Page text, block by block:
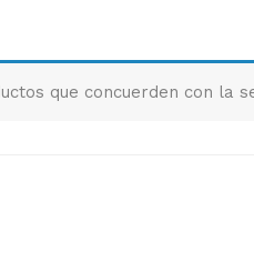
que concuerden con la